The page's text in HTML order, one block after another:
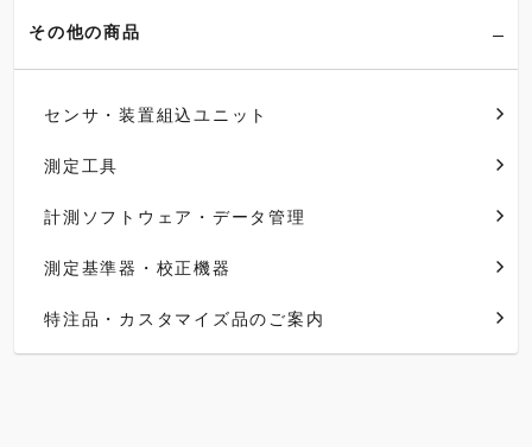
その他の商品
センサ・装置組込ユニット
測定工具
計測ソフトウェア・データ管理
測定基準器・校正機器
特注品・カスタマイズ品のご案内